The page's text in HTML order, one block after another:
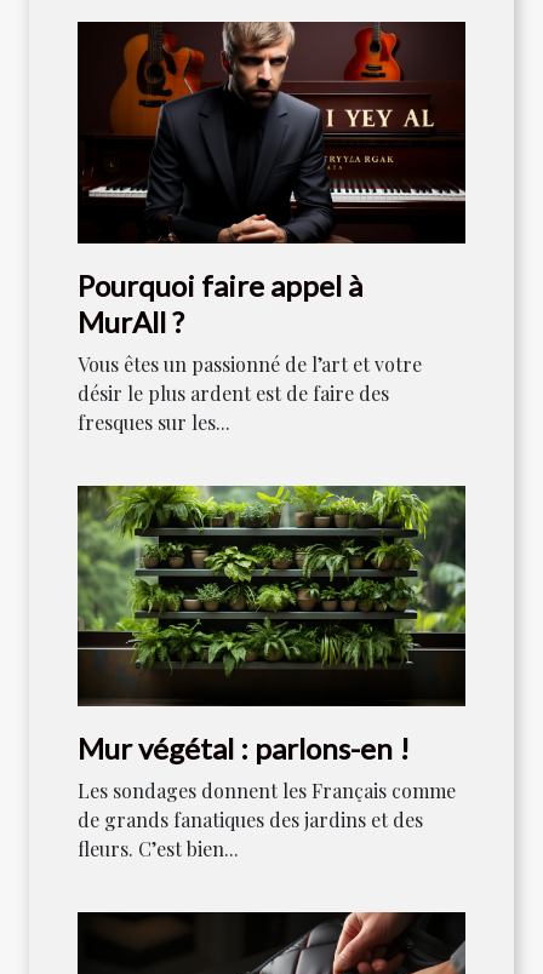
Pourquoi faire appel à
MurAll ?
Vous êtes un passionné de l’art et votre
désir le plus ardent est de faire des
fresques sur les...
Mur végétal : parlons-en !
Les sondages donnent les Français comme
de grands fanatiques des jardins et des
fleurs. C’est bien...